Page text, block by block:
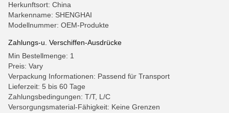
Herkunftsort: China
Markenname: SHENGHAI
Modellnummer: OEM-Produkte
Zahlungs-u. Verschiffen-Ausdrücke
Min Bestellmenge: 1
Preis: Vary
Verpackung Informationen: Passend für Transport
Lieferzeit: 5 bis 60 Tage
Zahlungsbedingungen: T/T, L/C
Versorgungsmaterial-Fähigkeit: Keine Grenzen